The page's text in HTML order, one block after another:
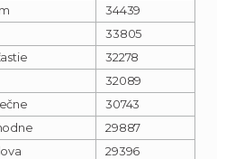
34439
33805
32278
32089
30743
29887
29396